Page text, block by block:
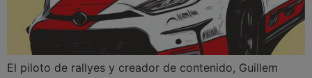
El piloto de rallyes y creador de contenido, Guillem